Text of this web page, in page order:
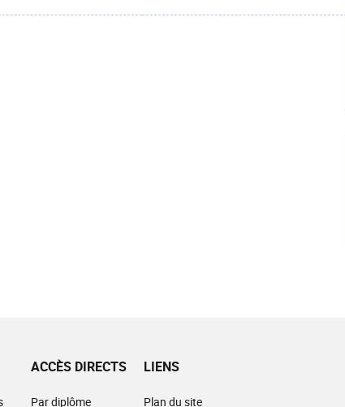
ACCÈS DIRECTS
Par diplôme
LIENS
Plan du site